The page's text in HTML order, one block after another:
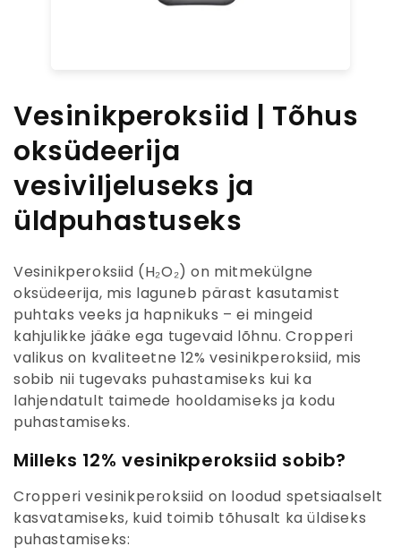
K
o
l
l
k
t
s
i
o
o
n
:
Vesinikperoksiid | Tõhus
oksüdeerija
vesiviljeluseks ja
üldpuhastuseks
Vesinikperoksiid (H₂O₂) on mitmekülgne
oksüdeerija, mis laguneb pärast kasutamist
puhtaks veeks ja hapnikuks – ei mingeid
kahjulikke jääke ega tugevaid lõhnu. Cropperi
valikus on kvaliteetne 12% vesinikperoksiid, mis
sobib nii tugevaks puhastamiseks kui ka
lahjendatult taimede hooldamiseks ja kodu
puhastamiseks.
Milleks 12% vesinikperoksiid sobib?
Cropperi vesinikperoksiid on loodud spetsiaalselt
kasvatamiseks, kuid toimib tõhusalt ka üldiseks
puhastamiseks: